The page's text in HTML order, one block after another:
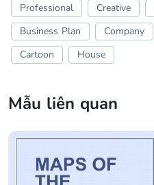
Professional
Creative
Business Plan
Company
Cartoon
House
Mẫu liên quan